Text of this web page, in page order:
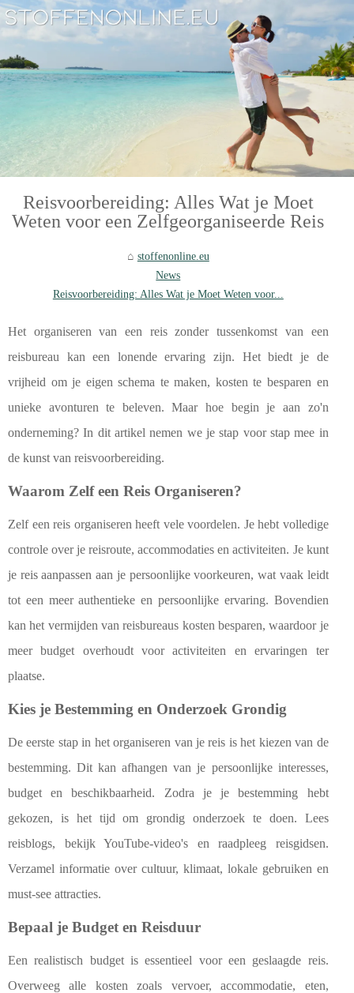
Reisvoorbereiding: Alles Wat je Moet
Weten voor een Zelfgeorganiseerde Reis
stoffenonline.eu
News
Reisvoorbereiding: Alles Wat je Moet Weten voor...
Het organiseren van een reis zonder tussenkomst van een
reisbureau kan een lonende ervaring zijn. Het biedt je de
vrijheid om je eigen schema te maken, kosten te besparen en
unieke avonturen te beleven. Maar hoe begin je aan zo'n
onderneming? In dit artikel nemen we je stap voor stap mee in
de kunst van reisvoorbereiding.
Waarom Zelf een Reis Organiseren?
Zelf een reis organiseren heeft vele voordelen. Je hebt volledige
controle over je reisroute, accommodaties en activiteiten. Je kunt
je reis aanpassen aan je persoonlijke voorkeuren, wat vaak leidt
tot een meer authentieke en persoonlijke ervaring. Bovendien
kan het vermijden van reisbureaus kosten besparen, waardoor je
meer budget overhoudt voor activiteiten en ervaringen ter
plaatse.
Kies je Bestemming en Onderzoek Grondig
De eerste stap in het organiseren van je reis is het kiezen van de
bestemming. Dit kan afhangen van je persoonlijke interesses,
budget en beschikbaarheid. Zodra je je bestemming hebt
gekozen, is het tijd om grondig onderzoek te doen. Lees
reisblogs, bekijk YouTube-video's en raadpleeg reisgidsen.
Verzamel informatie over cultuur, klimaat, lokale gebruiken en
must-see attracties.
Bepaal je Budget en Reisduur
Een realistisch budget is essentieel voor een geslaagde reis.
Overweeg alle kosten zoals vervoer, accommodatie, eten,